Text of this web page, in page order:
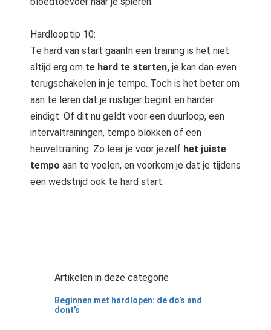
Hardlooptip 10:
Te hard van start gaanIn een training is het niet
altijd erg om te hard te starten, je kan dan even
terugschakelen in je tempo. Toch is het beter om
aan te leren dat je rustiger begint en harder
eindigt. Of dit nu geldt voor een duurloop, een
intervaltrainingen, tempo blokken of een
heuveltraining. Zo leer je voor jezelf het juiste
tempo aan te voelen, en voorkom je dat je tijdens
een wedstrijd ook te hard start.
Artikelen in deze categorie
Beginnen met hardlopen: de do’s and
dont’s